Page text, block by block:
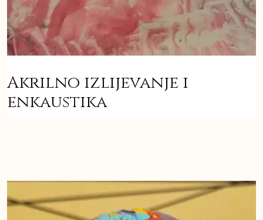
Akrilno izlijevanje i
enkaustika